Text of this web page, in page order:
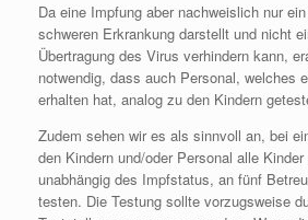
Da eine Impfung aber nachweislich nur
schweren Erkrankung darstellt und nicht
Übertragung des Virus verhindern kann,
notwendig, dass auch Personal, welches
erhalten hat, analog zu den Kindern
Zudem sehen wir es als sinnvoll an, bei
den Kindern und/oder Personal alle
unabhängig des Impfstatus, an fünf
testen. Die Testung sollte vorzugsweise